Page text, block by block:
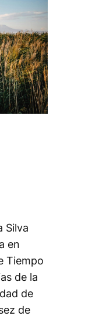
Silva
en
Tiempo
de la
de
de